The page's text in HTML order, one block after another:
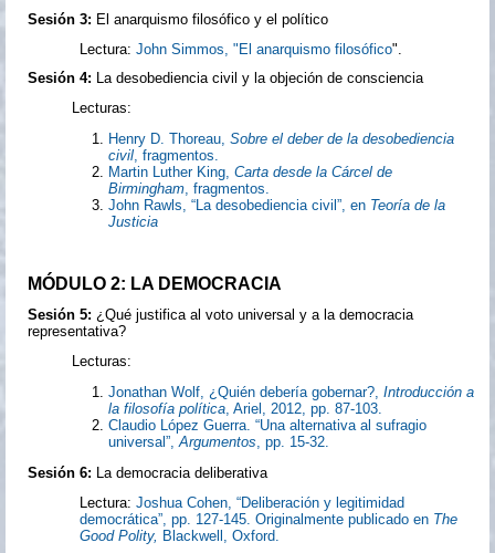
Sesión 3: El anarquismo filosófico y el político
Lectura:John Simmos, "El anarquismo filosófico".
Sesión 4: La desobediencia civil y la objeción de consciencia
Lecturas:
Henry D. Thoreau, Sobre el deber de la desobediencia
civil, fragmentos.
Martin Luther King, Carta desde la Cárcel de
Birmingham, fragmentos.
John Rawls, “La desobediencia civil”, en Teoría de la
Justicia
MÓDULO 2: LA DEMOCRACIA
Sesión 5: ¿Qué justifica al voto universal y a la democracia
representativa?
Lecturas:
Jonathan Wolf, ¿Quién debería gobernar?, Introducción a
la filosofía política, Ariel, 2012, pp. 87-103.
Claudio López Guerra. “Una alternativa al sufragio
universal”,Argumentos, pp. 15-32.
Sesión 6: La democracia deliberativa
Lectura:Joshua Cohen, “Deliberación y legitimidad
democrática”, pp. 127-145. Originalmente publicado en The
Good Polity, Blackwell, Oxford.